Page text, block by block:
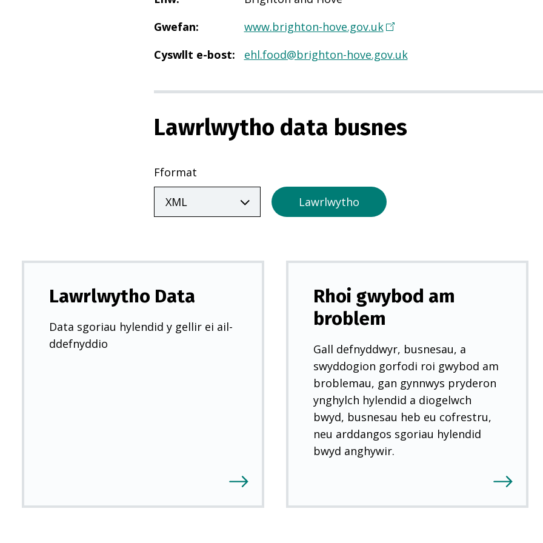
Gwefan: www.brighton-hove.gov.uk(
n
g
r
n
t
n
w
y
d
)
Cyswllt e-bost: ehl.food@brighton-hove.gov.uk
Lawrlwytho data busnes
Fformat
Lawrlwytho
Lawrlwytho Data
Data sgoriau hylendid y gellir ei ail-
ddefnyddio
Rhoi gwybod am
broblem
Gall defnyddwyr, busnesau, a
swyddogion gorfodi roi gwybod am
broblemau, gan gynnwys pryderon
ynghylch hylendid a diogelwch
bwyd, busnesau heb eu cofrestru,
neu arddangos sgoriau hylendid
bwyd anghywir.